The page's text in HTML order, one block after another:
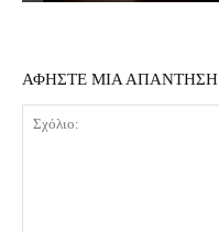
ΑΦΗΣΤΕ ΜΙΑ ΑΠΑΝΤΗΣΗ